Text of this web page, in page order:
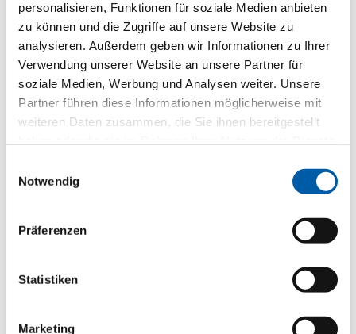
personalisieren, Funktionen für soziale Medien anbieten
zu können und die Zugriffe auf unsere Website zu
analysieren. Außerdem geben wir Informationen zu Ihrer
Verwendung unserer Website an unsere Partner für
soziale Medien, Werbung und Analysen weiter. Unsere
Partner führen diese Informationen möglicherweise mit
weiteren Daten zusammen, die Sie ihnen bereitgestellt
Notwendig
Präferenzen
Statistiken
Marketing
JENS GASTERICH